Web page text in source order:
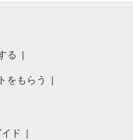
る
をもらう
ド